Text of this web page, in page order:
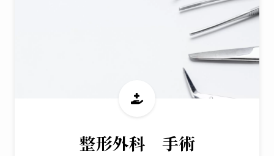
整形外科 手術